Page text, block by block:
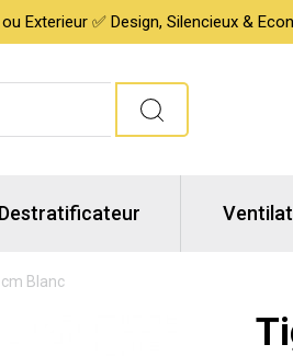
Exterieur ✅ Design, Silencieux &
Destratificateur
Blanc